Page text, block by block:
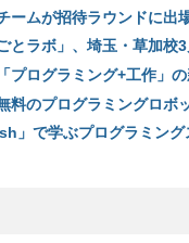
ームが招待ラウンドに出
とラボ」、埼玉・草加校3
ログラミング+工作」
のプログラミングロボ
」で学ぶプログラミング